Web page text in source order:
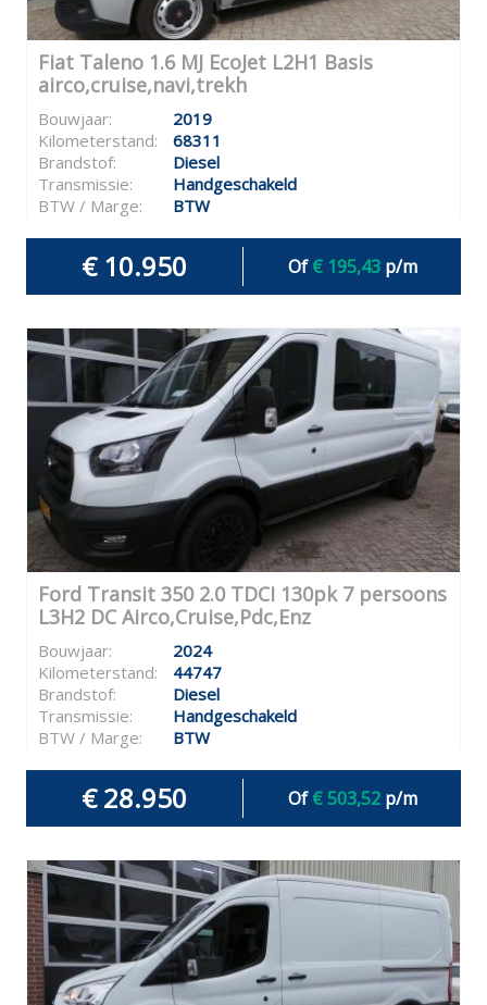
Fiat Taleno 1.6 MJ EcoJet L2H1 Basis
airco,cruise,navi,trekh
Bouwjaar:
2019
Kilometerstand:
68311
Brandstof:
Diesel
Transmissie:
Handgeschakeld
BTW / Marge:
BTW
€ 10.950 Of€ 195,43p/m
Ford Transit 350 2.0 TDCI 130pk 7 persoons
L3H2 DC Airco,Cruise,Pdc,Enz
Bouwjaar:
2024
Kilometerstand:
44747
Brandstof:
Diesel
Transmissie:
Handgeschakeld
BTW / Marge:
BTW
€ 28.950 Of€ 503,52p/m